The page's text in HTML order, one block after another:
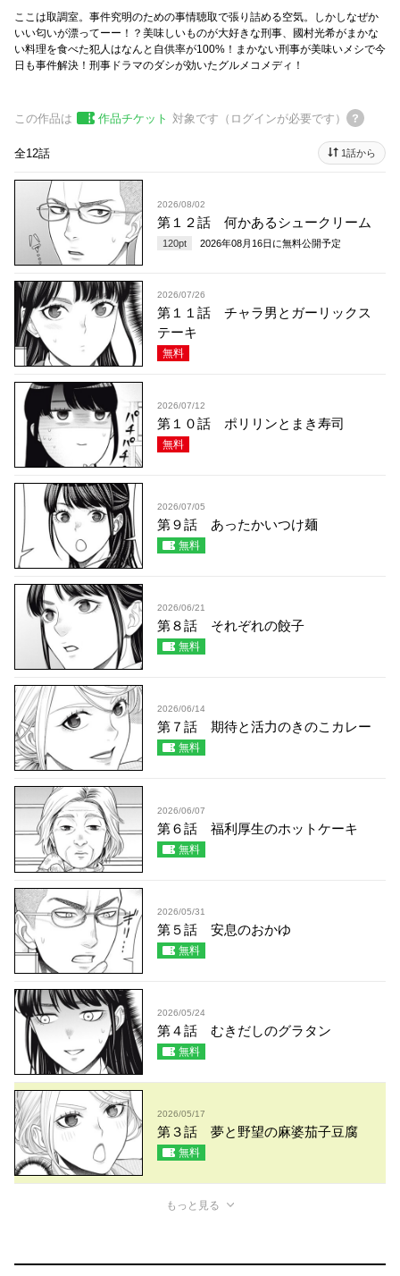
ここは取調室。事件究明のための事情聴取で張り詰める空気。しかしなぜか
いい匂いが漂ってーー！？美味しいものが大好きな刑事、國村光希がまかな
い料理を食べた犯人はなんと自供率が100%！まかない刑事が美味いメシで今
日も事件解決！刑事ドラマのダシが効いたグルメコメディ！
この作品は 作品チケット 対象です（ログインが必要です）
全12話 1話から
2026/08/02
第１２話 何かあるシュークリーム
120pt 2026年08月16日 に無料公開予定
2026/07/26
第１１話 チャラ男とガーリックス
テーキ
無料
2026/07/12
第１０話 ポリリンとまき寿司
無料
2026/07/05
第９話 あったかいつけ麺
無料
2026/06/21
第８話 それぞれの餃子
無料
2026/06/14
第７話 期待と活力のきのこカレー
無料
2026/06/07
第６話 福利厚生のホットケーキ
無料
2026/05/31
第５話 安息のおかゆ
無料
2026/05/24
第４話 むきだしのグラタン
無料
2026/05/17
第３話 夢と野望の麻婆茄子豆腐
無料
もっと見る